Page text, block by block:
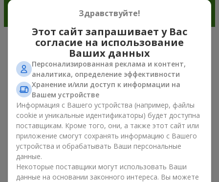
Очарование ирисов в современной
флористике г. Одесса
Букет из ирисов — это универсальный выбор подарка к
любому поводу. Ведь он сочетает природную симметрию
лепестков, изысканную красоту и тренды весенней
флористики. Сегодня букет из ирисов выбирают те, кто
хочет подарить что-то элегантное, но в то же время
сдержанное. Такая композиция для настроения выглядит
свежо и необычно. А ещё букет из ирисов создаёт
романтическое настроение и позволяет передать самые
искренние эмоции близкому человеку без лишних слов и
объяснений.
Здравствуйте!
Этот сайт запрашивает у Вас
согласие на использование
Ваших данных
Персонализированная реклама и контент,
аналитика, определение эффективности
Хранение и/или доступ к информации на
Вашем устройстве
Информация с Вашего устройства (например, файлы
cookie и уникальные идентификаторы) будет доступна
поставщикам. Кроме того, они, а также этот сайт или
приложение смогут сохранять информацию с Вашего
устройства и обрабатывать Ваши персональные
данные.
Некоторые поставщики могут использовать Ваши
данные на основании законного интереса. Вы можете